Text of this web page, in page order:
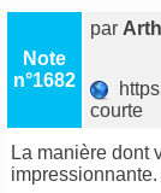
Note
n°1682
par
courte
La manière dont